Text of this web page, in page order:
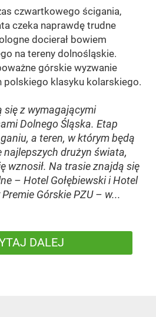
czwartkowego ścigania,
czeka naprawdę trudne
docierał bowiem
na tereny dolnośląskie.
górskie wyzwanie
polskiego klasyku kolarskiego.
się z wymagającymi
Dolnego Śląska. Etap
a teren, w którym będą
drużyn świata,
wznosił. Na trasie znajdą się
– Hotel Gołębiewski i Hotel
Górskie PZU – w...
DALEJ